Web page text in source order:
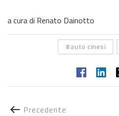
a cura di Renato Dainotto
auto cinesi
Precedente